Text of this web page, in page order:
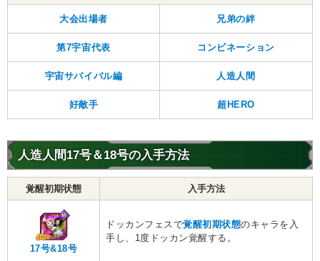
大会出場者 兄弟の絆
第7宇宙代表 コンビネーション
宇宙サバイバル編 人造人間
好敵手 超HERO
人造人間17号＆18号の入手方法
覚醒初期状態 入手方法
17号&18号
ドッカンフェスで覚醒初期状態のキャラを入
手し、1度ドッカン覚醒する。